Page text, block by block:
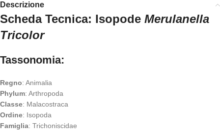
Descrizione
Scheda Tecnica: Isopode Merulanella
Tricolor
Tassonomia:
Regno: Animalia
Phylum: Arthropoda
Classe: Malacostraca
Ordine: Isopoda
Famiglia: Trichoniscidae